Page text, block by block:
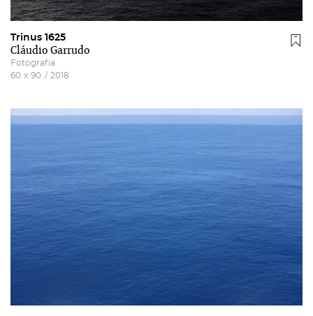
Trinus 1625
Cláudio Garrudo
Fotografia
60 x 90 / 2018